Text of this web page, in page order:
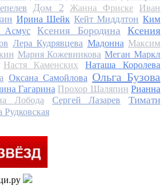
Дом 2 Жанна Фриске
Иван
Ирина Шейк Кейт Миддлтон Ким
Асмус Ксения Бородина
Ксения
Лера Кудрявцева Мадонна Максим
Мария Кожевникова Меган Маркл
Настя Каменских
Наташа Королева
Оксана Самойлова Ольга Бузова
Гагарина Прохор Шаляпин Рианна
Лобода Сергей Лазарев
Тимати
Рудковская